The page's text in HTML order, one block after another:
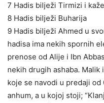
7 Hadis bilježi Tirmizi i
8 Hadis bilježi Buharija
9 Hadis bilježi Ahmed u
hadisa ima nekih spornih
prenose od Alije i Ibn
nekih drugih ashaba.
koje se navodi u predaji od
anhum, a u kojoj stoji;